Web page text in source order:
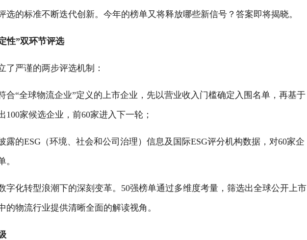
选的标准不断迭代创新。今年的榜单又将释放哪些新信号？答案即将揭晓。
性”双环节评选
了严谨的两步评选机制：
合“全球物流企业”定义的上市企业，先以营业收入门槛确定入围名单，再基于
100家候选企业，前60家进入下一轮；
露的ESG（环境、社会和公司治理）信息及国际ESG评分机构数据，对60家企
。
字化转型浪潮下的深刻变革。50强榜单通过多维度考量，筛选出全球公开上市
的物流行业提供清晰全面的解读视角。